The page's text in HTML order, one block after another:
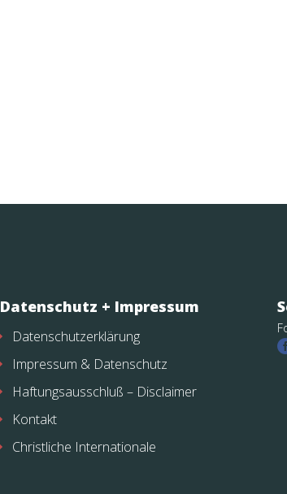
Datenschutz + Impressum
Datenschutzerklärung
Impressum & Datenschutz
Haftungsausschluß – Disclaimer
Kontakt
Christliche Internationale